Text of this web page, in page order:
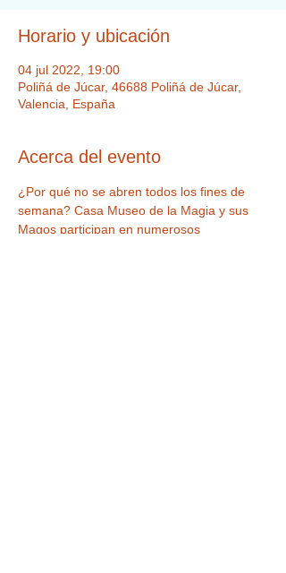
Horario y ubicación
04 jul 2022, 19:00
Poliñá de Júcar, 46688 Poliñá de Júcar,
Valencia, España
Acerca del evento
¿Por qué no se abren todos los fines de
semana? Casa Museo de la Magia y sus
Magos participan en numerosos